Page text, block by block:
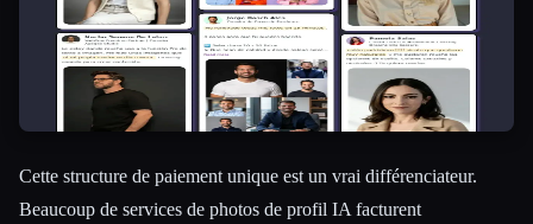
Cette structure de paiement unique est un vrai différenciateur.
Beaucoup de services de photos de profil IA facturent